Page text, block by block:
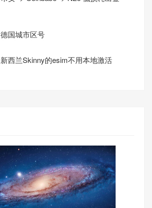
德国城市区号
新西兰Skinny的esim不用本地激活